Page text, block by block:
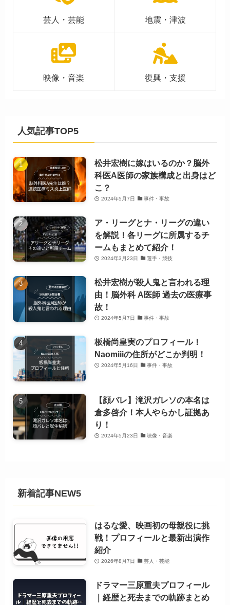
芸人・芸能 地震・津波
映像・音楽 復興・支援
人気記事TOP5
松井宏樹に嫁はいるのか？脳外
科医A医師の家族構成と出身はど
こ？
2024年5月7日 事件・事故
ア・リーグとナ・リーグの違い
を解説！各リーグに所属するチ
ームもまとめて紹介！
2024年3月23日 選手・競技
松井宏樹が殺人鬼と言われる理
由！脳外科 A医師 過去の医療事
故！
2024年5月7日 事件・事故
板橋尚皇実のプロフィール！
Naomiiiの住所がどこか判明！
2024年5月16日 事件・事故
【顔バレ】滝沢ガレソの本名は
倉多啓介！本人やらかし証拠あ
り！
2024年5月23日 映像・音楽
新着記事NEW5
はるな愛、映画初の母親役に挑
戦！プロフィールと最新出演作
紹介
2026年8月7日 芸人・芸能
ドラマー三原重夫プロフィール
｜経歴と死去までの軌跡まとめ